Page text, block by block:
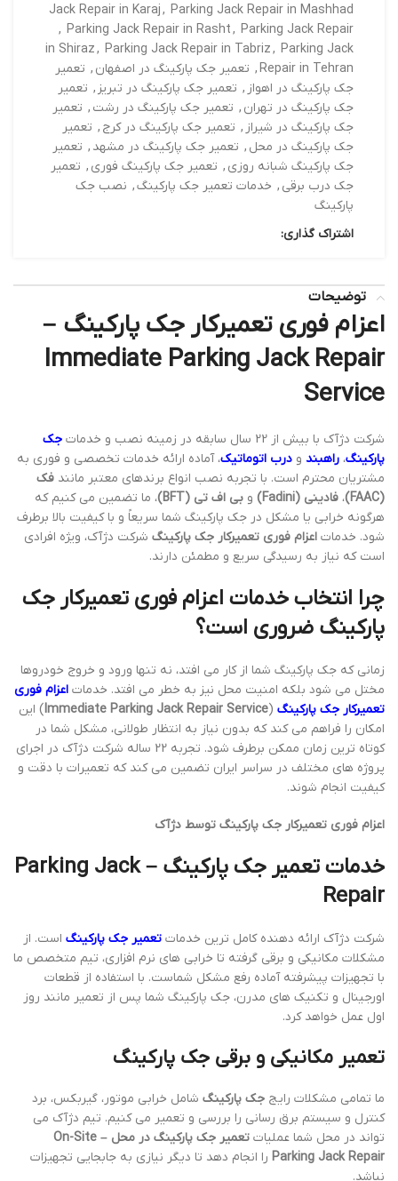
Jack Repair in Karaj, Parking Jack Repair in Mashhad
, Parking Jack Repair in Rasht, Parking Jack Repair
in Shiraz, Parking Jack Repair in Tabriz, Parking Jack
Repair in Tehran
, تعمیر جک پارکینگ در اصفهان , تعمیر
جک پارکینگ در اهواز , تعمیر جک پارکینگ در تبریز , تعمیر
جک پارکینگ در تهران , تعمیر جک پارکینگ در رشت , تعمیر
جک پارکینگ در شیراز , تعمیر جک پارکینگ در کرج , تعمیر
جک پارکینگ در محل , تعمیر جک پارکینگ در مشهد , تعمیر
جک پارکینگ شبانه روزی , تعمیر جک پارکینگ فوری , تعمیر
جک درب برقی , خدمات تعمیر جک پارکینگ, نصب جک
پارکینگ
اشتراک گذاری:
توضیحات
اعزام فوری تعمیرکار جک پارکینگ –
Immediate Parking Jack Repair
Service
شرکت دژآک با بیش از 22 سال سابقه در زمینه نصب و خدمات
جک
پارکینگ، راهبند و درب اتوماتیک، آماده ارائه خدمات تخصصی و فوری به
مشتریان محترم است. با تجربه نصب انواع برندهای معتبر مانند فک
(FAAC)
، فادینی (Fadini) و بی اف تی (BFT)
، ما تضمین می کنیم که
هرگونه خرابی یا مشکل در جک پارکینگ شما سریعاً و با کیفیت بالا برطرف
شود. خدمات اعزام فوری تعمیرکار جک پارکینگ شرکت دژآک، ویژه افرادی
است که نیاز به رسیدگی سریع و مطمئن دارند.
چرا انتخاب خدمات اعزام فوری تعمیرکار جک
پارکینگ ضروری است؟
زمانی که جک پارکینگ شما از کار می افتد، نه تنها ورود و خروج خودروها
مختل می شود بلکه امنیت محل نیز به خطر می افتد. خدمات اعزام فوری
تعمیرکار جک پارکینگ (
Immediate Parking Jack Repair Service) این
امکان را فراهم می کند که بدون نیاز به انتظار طولانی، مشکل شما در
کوتاه ترین زمان ممکن برطرف شود. تجربه 22 ساله شرکت دژآک در اجرای
پروژه های مختلف در سراسر ایران تضمین می کند که تعمیرات با دقت و
کیفیت انجام شوند.
اعزام فوری تعمیرکار جک پارکینگ توسط دژآک
خدمات تعمیر جک پارکینگ – Parking Jack
Repair
شرکت دژآک ارائه دهنده کامل ترین خدمات تعمیر جک پارکینگ است. از
مشکلات مکانیکی و برقی گرفته تا خرابی های نرم افزاری، تیم متخصص ما
با تجهیزات پیشرفته آماده رفع مشکل شماست. با استفاده از قطعات
اورجینال و تکنیک های مدرن، جک پارکینگ شما پس از تعمیر مانند روز
اول عمل خواهد کرد.
تعمیر مکانیکی و برقی جک پارکینگ
ما تمامی مشکلات رایج جک پارکینگ شامل خرابی موتور، گیربکس، برد
کنترل و سیستم برق رسانی را بررسی و تعمیر می کنیم. تیم دژآک می
تواند در محل شما عملیات
تعمیر جک پارکینگ در محل – On-Site
Parking Jack Repair را انجام دهد تا دیگر نیازی به جابجایی تجهیزات
نباشد.